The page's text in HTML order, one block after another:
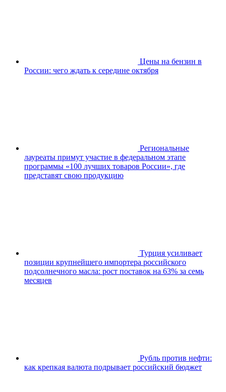
Цены на бензин в
России: чего ждать к середине октября
Региональные
лауреаты примут участие в федеральном этапе
программы «100 лучших товаров России», где
представят свою продукцию
Турция усиливает
позиции крупнейшего импортерa российского
подсолнечного масла: рост поставок на 63% за семь
месяцев
Рубль против нефти:
как крепкая валюта подрывает российский бюджет